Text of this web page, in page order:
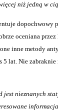
niż jedną w
dopochwowy
oceniana
inne metody
5 lat. Nie
jest nieznanych